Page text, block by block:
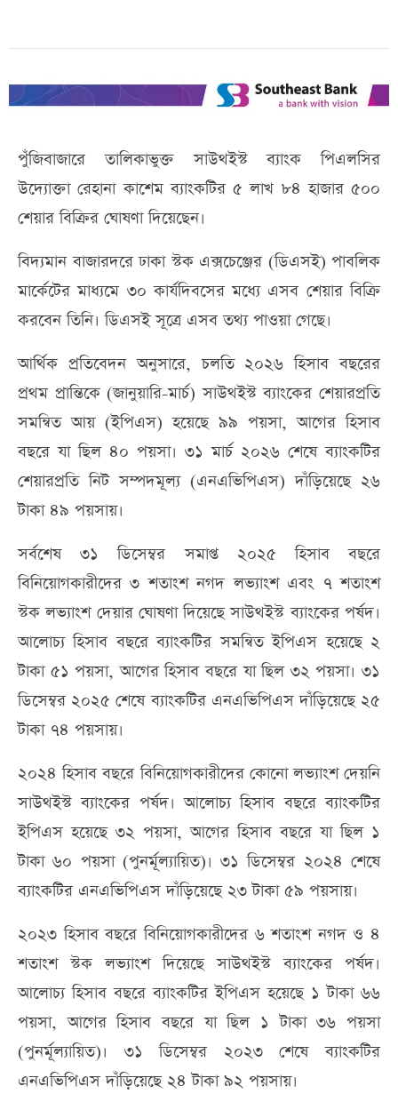
পুঁজিবাজারে তালিকাভুক্ত সাউথইস্ট ব্যাংক পিএলসির
উদ্যোক্তা রেহানা কাশেম ব্যাংকটির ৫ লাখ ৮৪ হাজার ৫০০
শেয়ার বিক্রির ঘোষণা দিয়েছেন।
বিদ্যমান বাজারদরে ঢাকা স্টক এক্সচেঞ্জের (ডিএসই) পাবলিক
মার্কেটের মাধ্যমে ৩০ কার্যদিবসের মধ্যে এসব শেয়ার বিক্রি
করবেন তিনি। ডিএসই সূত্রে এসব তথ্য পাওয়া গেছে।
আর্থিক প্রতিবেদন অনুসারে, চলতি ২০২৬ হিসাব বছরের
প্রথম প্রান্তিকে (জানুয়ারি-মার্চ) সাউথইস্ট ব্যাংকের শেয়ারপ্রতি
সমন্বিত আয় (ইপিএস) হয়েছে ৯৯ পয়সা, আগের হিসাব
বছরে যা ছিল ৪০ পয়সা। ৩১ মার্চ ২০২৬ শেষে ব্যাংকটির
শেয়ারপ্রতি নিট সম্পদমূল্য (এনএভিপিএস) দাঁড়িয়েছে ২৬
টাকা ৪৯ পয়সায়।
সর্বশেষ ৩১ ডিসেম্বর সমাপ্ত ২০২৫ হিসাব বছরে
বিনিয়োগকারীদের ৩ শতাংশ নগদ লভ্যাংশ এবং ৭ শতাংশ
স্টক লভ্যাংশ দেয়ার ঘোষণা দিয়েছে সাউথইস্ট ব্যাংকের পর্ষদ।
আলোচ্য হিসাব বছরে ব্যাংকটির সমন্বিত ইপিএস হয়েছে ২
টাকা ৫১ পয়সা, আগের হিসাব বছরে যা ছিল ৩২ পয়সা। ৩১
ডিসেম্বর ২০২৫ শেষে ব্যাংকটির এনএভিপিএস দাঁড়িয়েছে ২৫
টাকা ৭৪ পয়সায়।
২০২৪ হিসাব বছরে বিনিয়োগকারীদের কোনো লভ্যাংশ দেয়নি
সাউথইস্ট ব্যাংকের পর্ষদ। আলোচ্য হিসাব বছরে ব্যাংকটির
ইপিএস হয়েছে ৩২ পয়সা, আগের হিসাব বছরে যা ছিল ১
টাকা ৬০ পয়সা (পুনর্মূল্যায়িত)। ৩১ ডিসেম্বর ২০২৪ শেষে
ব্যাংকটির এনএভিপিএস দাঁড়িয়েছে ২৩ টাকা ৫৯ পয়সায়।
২০২৩ হিসাব বছরে বিনিয়োগকারীদের ৬ শতাংশ নগদ ও ৪
শতাংশ স্টক লভ্যাংশ দিয়েছে সাউথইস্ট ব্যাংকের পর্ষদ।
আলোচ্য হিসাব বছরে ব্যাংকটির ইপিএস হয়েছে ১ টাকা ৬৬
পয়সা, আগের হিসাব বছরে যা ছিল ১ টাকা ৩৬ পয়সা
(পুনর্মূল্যায়িত)। ৩১ ডিসেম্বর ২০২৩ শেষে ব্যাংকটির
এনএভিপিএস দাঁড়িয়েছে ২৪ টাকা ৯২ পয়সায়।